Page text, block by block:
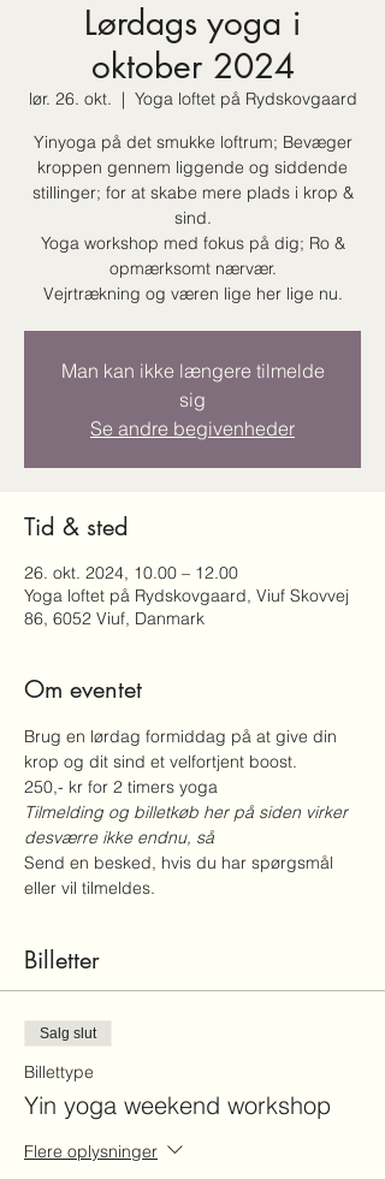
Lørdags yoga i
oktober 2024
lør. 26. okt.
  |
Yoga loftet på Rydskovgaard
Yinyoga på det smukke loftrum; Bevæger
kroppen gennem liggende og siddende
stillinger; for at skabe mere plads i krop &
sind.
Yoga workshop med fokus på dig; Ro &
opmærksomt nærvær.
Vejrtrækning og væren lige her lige nu.
Man kan ikke længere tilmelde
sig
Se andre begivenheder
Tid & sted
26. okt. 2024, 10.00 – 12.00
Yoga loftet på Rydskovgaard, Viuf Skovvej
86, 6052 Viuf, Danmark
Om eventet
Brug en lørdag formiddag på at give din
krop og dit sind et velfortjent boost.
250,- kr for 2 timers yoga
Tilmelding og billetkøb her på siden virker
desværre ikke endnu, så
Send en besked, hvis du har spørgsmål
eller vil tilmeldes.
Billetter
Salg slut
Billettype
Yin yoga weekend workshop
Flere oplysninger